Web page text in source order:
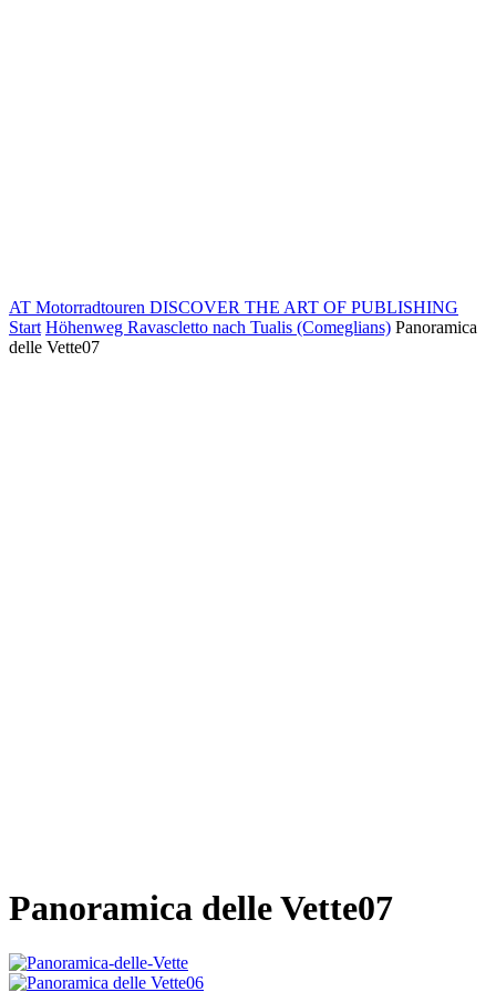
AT Motorradtouren DISCOVER THE ART OF PUBLISHING
Start Höhenweg Ravascletto nach Tualis (Comeglians) Panoramica
delle Vette07
Panoramica delle Vette07